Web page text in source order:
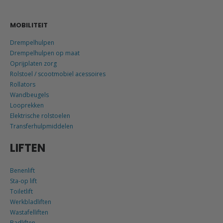
MOBILITEIT
Drempelhulpen
Drempelhulpen op maat
Oprijplaten zorg
Rolstoel / scootmobiel acessoires
Rollators
Wandbeugels
Looprekken
Elektrische rolstoelen
Transferhulpmiddelen
LIFTEN
Benenlift
Sta-op lift
Toiletlift
Werkbladliften
Wastafelliften